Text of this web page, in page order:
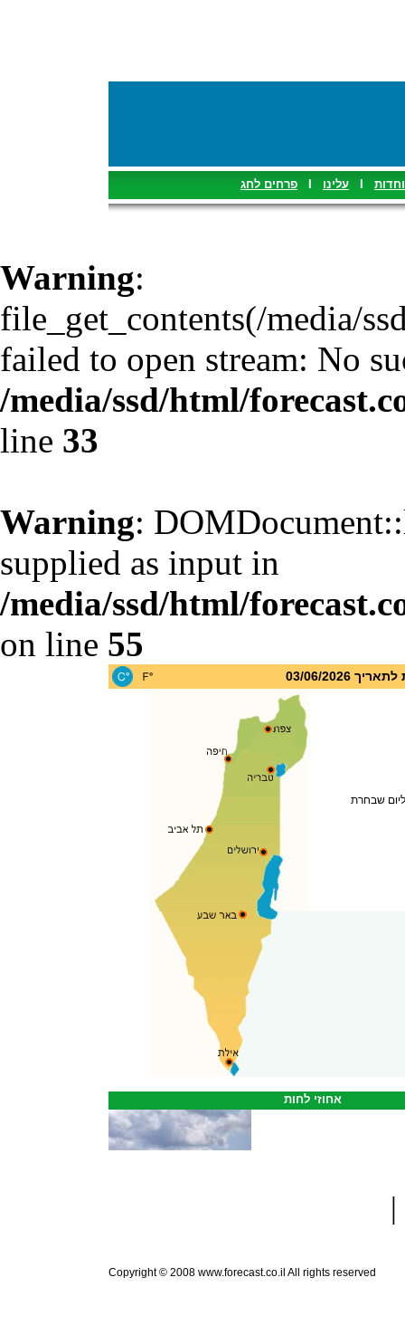
עלינו פרחים לחג
Warning:
file_get_contents(/media/
failed to open stream: No
/media/ssd/html/
line 33
Warning:
supplied as input in
/media/ssd/html/
on line 55
03/06/2026
שבחרת
אחוזי לחות
|
Copyright © 2008 www.forecast.co.il All rights reserved